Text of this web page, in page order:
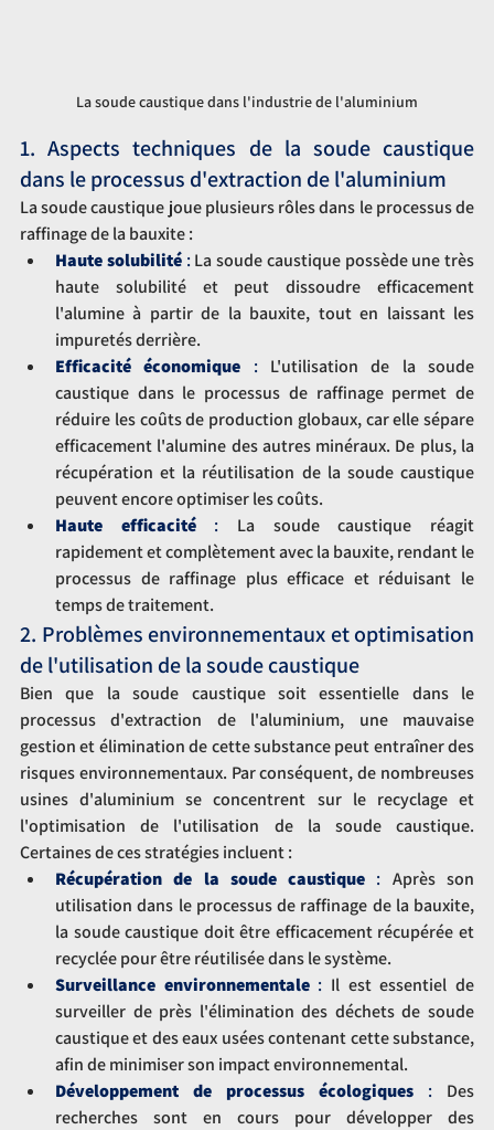
La soude caustique dans l'industrie de l'aluminium
1. Aspects techniques de la soude caustique
dans le processus d'extraction de l'aluminium
La soude caustique joue plusieurs rôles dans le processus de
raffinage de la bauxite :
Haute solubilité : La soude caustique possède une très
haute solubilité et peut dissoudre efficacement
l'alumine à partir de la bauxite, tout en laissant les
impuretés derrière.
Efficacité économique : L'utilisation de la soude
caustique dans le processus de raffinage permet de
réduire les coûts de production globaux, car elle sépare
efficacement l'alumine des autres minéraux. De plus, la
récupération et la réutilisation de la soude caustique
peuvent encore optimiser les coûts.
Haute efficacité : La soude caustique réagit
rapidement et complètement avec la bauxite, rendant le
processus de raffinage plus efficace et réduisant le
temps de traitement.
2. Problèmes environnementaux et optimisation
de l'utilisation de la soude caustique
Bien que la soude caustique soit essentielle dans le
processus d'extraction de l'aluminium, une mauvaise
gestion et élimination de cette substance peut entraîner des
risques environnementaux. Par conséquent, de nombreuses
usines d'aluminium se concentrent sur le recyclage et
l'optimisation de l'utilisation de la soude caustique.
Certaines de ces stratégies incluent :
Récupération de la soude caustique : Après son
utilisation dans le processus de raffinage de la bauxite,
la soude caustique doit être efficacement récupérée et
recyclée pour être réutilisée dans le système.
Surveillance environnementale : Il est essentiel de
surveiller de près l'élimination des déchets de soude
caustique et des eaux usées contenant cette substance,
afin de minimiser son impact environnemental.
Développement de processus écologiques : Des
recherches sont en cours pour développer des